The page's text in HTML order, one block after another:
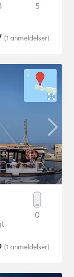
5
(1 anmeldelser)
0
(1 anmeldelser)